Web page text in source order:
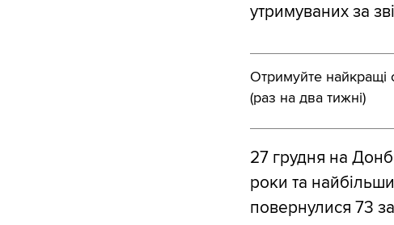
утримуваних за
Отримуйте найкращі
(раз на два тижні)
27 грудня на
роки та
повернулися 73